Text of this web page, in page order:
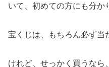
いて、初めての方にも分か
宝くじは、もちろん必ず当
けれど、せっかく買うなら